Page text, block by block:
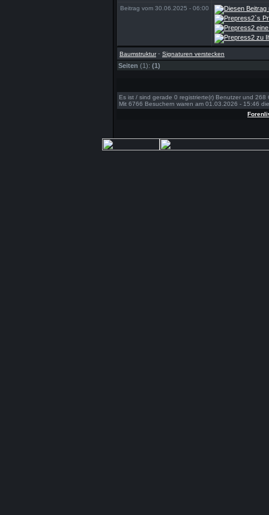
Beitrag vom 30.06.2025 - 06:00
Baumstruktur- Signaturen verstecken
Seiten (1): (1)
Es ist / sind gerade 0 registrierte(r) Benutzer und
Mit 6766 Besuchern waren am 01.03.2026 - 15:46